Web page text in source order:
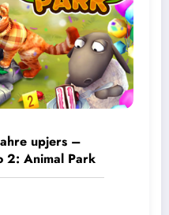
upjers –
2: Animal Park